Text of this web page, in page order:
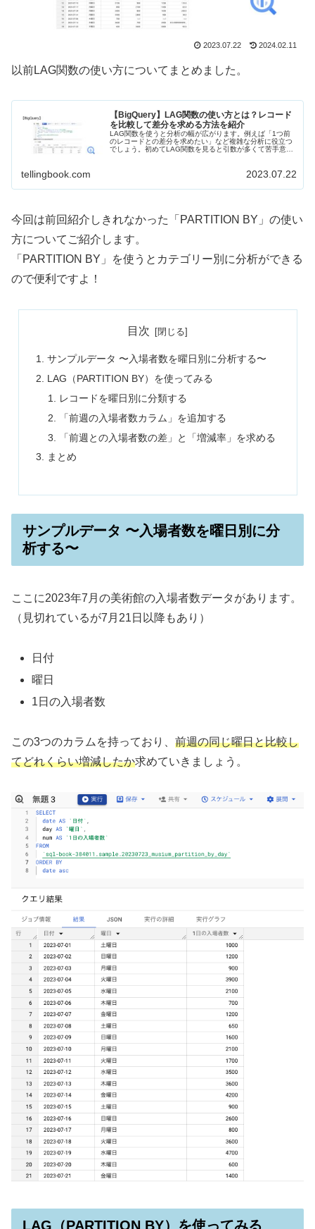
2023.07.22 2024.02.11
以前LAG関数の使い方についてまとめました。
【BigQuery】LAG関数の使い方とは？レコード
を比較して差分を求める方法を紹介
LAG関数を使うと分析の幅が広がります。例えば「1つ前
のレコードとの差分を求めたい」など複雑な分析に役立つ
でしょう。初めてLAG関数を見ると引数が多くて苦手意識
ドと比較するLAG関数について紹介します。
tellingbook.com 2023.07.22
今回は前回紹介しきれなかった「PARTITION BY」の使い
方についてご紹介します。
「PARTITION BY」を使うとカテゴリー別に分析ができる
ので便利ですよ！
目次
サンプルデータ 〜入場者数を曜日別に分析する〜
LAG（PARTITION BY）を使ってみる
レコードを曜日別に分類する
「前週の入場者数カラム」を追加する
「前週との入場者数の差」と「増減率」を求める
まとめ
サンプルデータ 〜入場者数を曜日別に分
析する〜
ここに2023年7月の美術館の入場者数データがあります。
（見切れているが7月21日以降もあり）
日付
曜日
1日の入場者数
この3つのカラムを持っており、 前週の同じ曜日と比較し
てどれくらい増減したか求めていきましょう。
LAG（PARTITION BY）を使ってみる